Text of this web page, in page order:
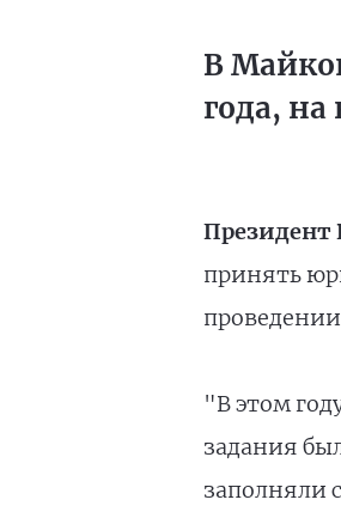
В
года,
принять
"В этом
задания
заполняли